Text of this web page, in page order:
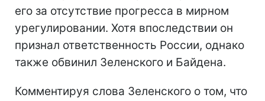
его за отсутствие прогресса в мирном
урегулировании. Хотя впоследствии он
признал ответственность России, однако
также обвинил Зеленского и Байдена.
Комментируя слова Зеленского о том, что